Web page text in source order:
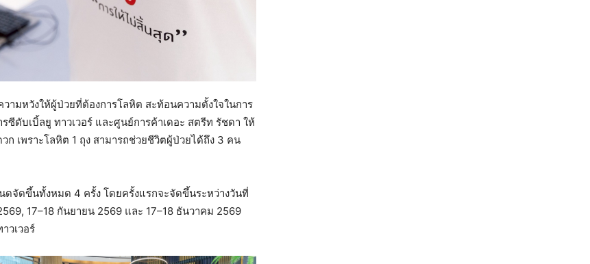
ามหวังให้ผู้ป่วยที่ต้องการโลหิต สะท้อนความตั้งใจในการ
ดับเบิ้ลยู ทาวเวอร์ และศูนย์การค้าเดอะ สตรีท รัชดา ให้
ก เพราะโลหิต 1 ถุง สามารถช่วยชีวิตผู้ป่วยได้ถึง 3 คน
จัดขึ้นทั้งหมด 4 ครั้ง โดยครั้งแรกจะจัดขึ้นระหว่างวันที่
17–18 กันยายน 2569 และ 17–18 ธันวาคม 2569
วเวอร์